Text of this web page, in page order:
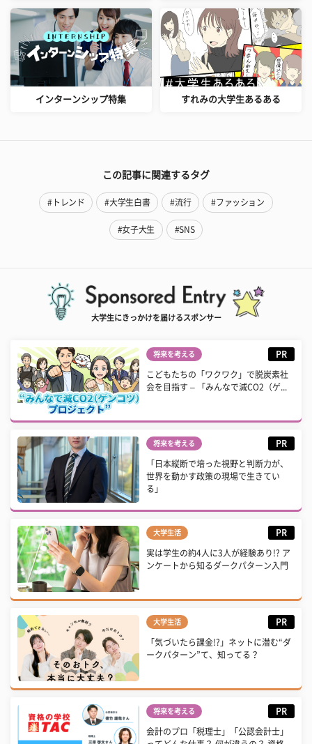
インターンシップ特集 すれみの大学生あるある
この記事に関連するタグ
#トレンド #大学生白書 #流行 #ファッション
#女子大生 #SNS
大学生にきっかけを届けるスポンサー
将来を考える PR
こどもたちの「ワクワク」で脱炭素社
会を目指す – 「みんなで減CO2（ゲ...
将来を考える PR
「日本縦断で培った視野と判断力が、
世界を動かす政策の現場で生きてい
る」
大学生活 PR
実は学生の約4人に3人が経験あり!? ア
ンケートから知るダークパターン入門
大学生活 PR
「気づいたら課金!?」ネットに潜む“ダ
ークパターン”て、知ってる？
将来を考える PR
会計のプロ「税理士」「公認会計士」